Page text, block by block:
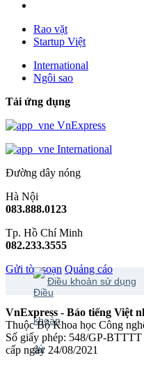
Rao vặt
Startup Việt
International
Ngôi sao
Tải ứng dụng
VnExpress
International
Đường dây nóng
Hà Nội
083.888.0123
Tp. Hồ Chí Minh
082.233.3555
Gửi tòa soạn Quảng cáo
Điều khoản sử dụng
VnExpress - Báo tiếng Việt
Thuộc Bộ Khoa học Công
Số giấy phép: 548/GP-
cấp ngày 24/08/2021